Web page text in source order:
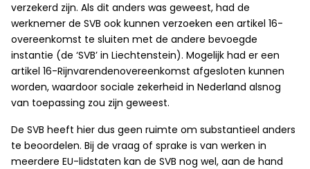
verzekerd zijn. Als dit anders was geweest, had de
werknemer de SVB ook kunnen verzoeken een artikel 16-
overeenkomst te sluiten met de andere bevoegde
instantie (de ‘SVB’ in Liechtenstein). Mogelijk had er een
artikel 16-Rijnvarendenovereenkomst afgesloten kunnen
worden, waardoor sociale zekerheid in Nederland alsnog
van toepassing zou zijn geweest.
De SVB heeft hier dus geen ruimte om substantieel anders
te beoordelen. Bij de vraag of sprake is van werken in
meerdere EU-lidstaten kan de SVB nog wel, aan de hand